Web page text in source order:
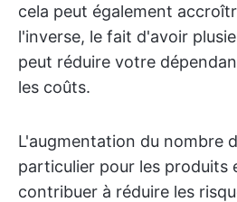
cela peut également
l'inverse, le fait d'avoir
peut réduire votre
les coûts.
L'augmentation du nombre
particulier pour les produits
contribuer à réduire les